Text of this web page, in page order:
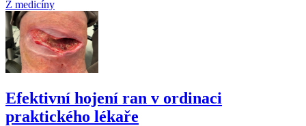
Z medicíny
Efektivní hojení ran v ordinaci
praktického lékaře